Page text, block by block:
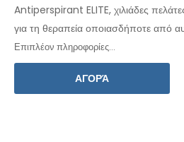
Antiperspirant ELITE, χιλιάδες
για τη θεραπεία οποιασδήποτε από
Περιλαμβάνονται οδηγίες
Επιπλέον πληροφορίες...
ΑΓΟΡΆ